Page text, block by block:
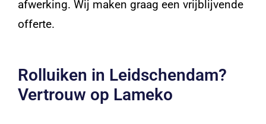
Rolluiken in Leidschendam?
Vertrouw op Lameko
afwerking. Wij maken graag een vrijblijvende
offerte.